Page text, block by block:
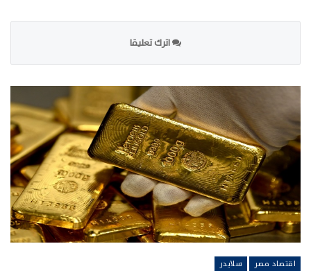
اترك تعليقا
اقتصاد مصر سلايدر